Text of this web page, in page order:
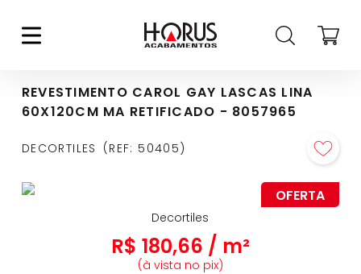
REVESTIMENTO CAROL GAY LASCAS LINA
60X120CM MA RETIFICADO - 8057965
DECORTILES REF: 50405
OFERTA
Decortiles
R$ 180,66 / m²
(à vista no pix)